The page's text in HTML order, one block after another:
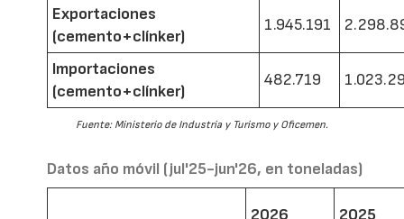
Exportaciones
(cemento+clínker)
1.945.191
Importaciones
(cemento+clínker)
482.719
Fuente: Ministerio de Industria y Turismo y Oficemen.
Datos año móvil (jul'25-jun'26, en toneladas)
2026 2025